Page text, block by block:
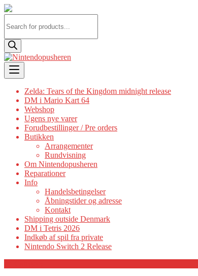
search
Skip
to
content
Zelda: Tears of the Kingdom midnight release
DM i Mario Kart 64
Webshop
Ugens nye varer
Forudbestillinger / Pre orders
Butikken
Arrangementer
Rundvisning
Om Nintendopusheren
Reparationer
Info
Handelsbetingelser
Åbningstider og adresse
Kontakt
Shipping outside Denmark
DM i Tetris 2026
Indkøb af spil fra private
Nintendo Switch 2 Release